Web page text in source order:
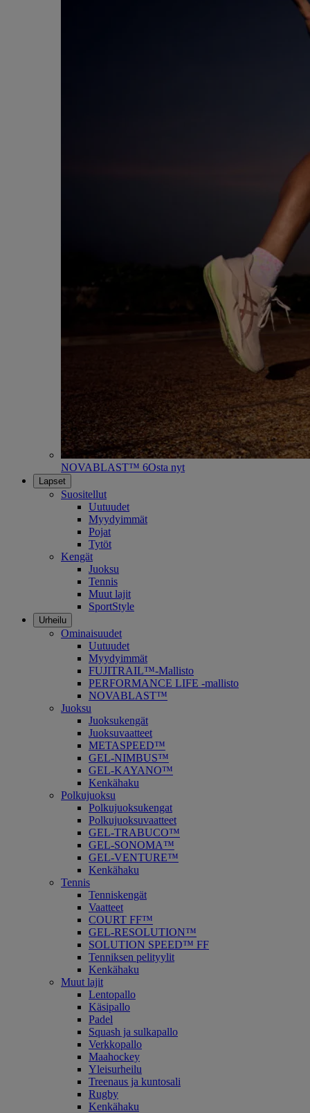
NOVABLAST™ 6Osta nyt
Lapset
Suositellut
Uutuudet
Myydyimmät
Pojat
Tytöt
Kengät
Juoksu
Tennis
Muut lajit
SportStyle
Urheilu
Ominaisuudet
Uutuudet
Myydyimmät
FUJITRAIL™-Mallisto
PERFORMANCE LIFE -mallisto
NOVABLAST™
Juoksu
Juoksukengät
Juoksuvaatteet
METASPEED™
GEL-NIMBUS™
GEL-KAYANO™
Kenkähaku
Polkujuoksu
Polkujuoksukengat
Polkujuoksuvaatteet
GEL-TRABUCO™
GEL-SONOMA™
GEL-VENTURE™
Kenkähaku
Tennis
Tenniskengät
Vaatteet
COURT FF™
GEL-RESOLUTION™
SOLUTION SPEED™ FF
Tenniksen pelityylit
Kenkähaku
Muut lajit
Lentopallo
Käsipallo
Padel
Squash ja sulkapallo
Verkkopallo
Maahockey
Yleisurheilu
Treenaus ja kuntosali
Rugby
Kenkähaku